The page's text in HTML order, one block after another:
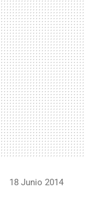
18 Junio 2014